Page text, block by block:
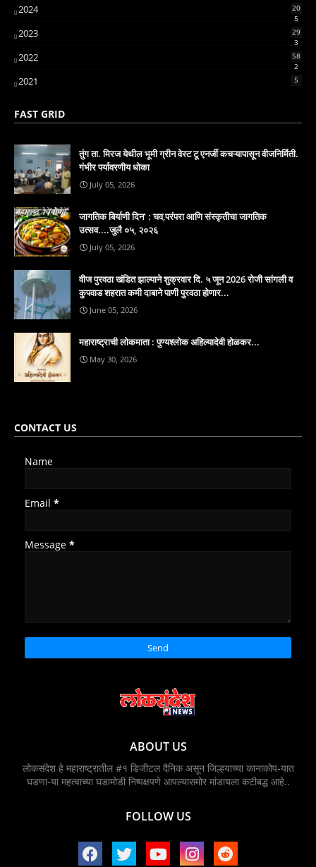
2024
20
5
2023
29
3
2022
58
2
2021 5
FAST GRID
तुंग ता. मिरज येथील भूमी ग्रीन वेस्ट टू एनर्जी कचऱ्यापासून वीजनिर्मिती.
गंभीर पर्यावरणीय धोका
July 05, 2026
जागतिक बिर्याणी दिन' : चव,परंपरा आणि संस्कृतीचा जागतिक
उत्सव....जुलै ०५, २०२६
July 05, 2026
वीज पुरवठा खंडित झाल्याने शुक्रवार दि. ५ जून 2026 रोजी सांगली व
कुपवाड शहरात कमी दाबाने पाणी पुरवठा होणार...
June 05, 2026
महाराष्ट्राची लोकमाता : पुण्यश्लोक अहिल्यादेवी होळकर...
May 30, 2026
CONTACT US
Name
Email *
Message *
ABOUT US
लोकसंदेश हे महाराष्ट्रातील #१ डिजीटल दैनिक असून जिल्हयाच्या कानाकोप-यात
घडणा-या महत्वाच्या घडामोडी निष्पक्षपणे आपल्यासमोर मांडायला कटीबद्ध आहे..
FOLLOW US